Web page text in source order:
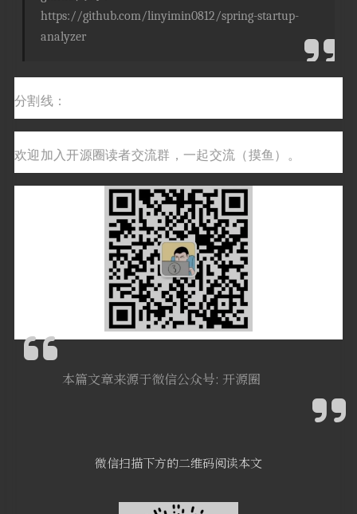
https://github.com/linyimin0812/spring-startup-
analyzer
分割线：
欢迎加入开源圈读者交流群，一起交流（摸鱼）。
本篇文章来源于微信公众号: 开源圈
微信扫描下方的二维码阅读本文